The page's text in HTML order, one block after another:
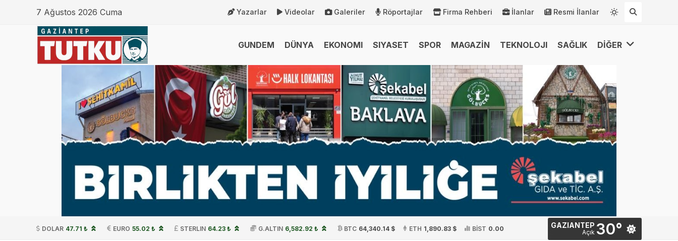
7 Ağustos 2026 Cuma Yazarlar Videolar Galeriler Röportajlar Firma Rehberi İlanlar Resmi İlanlar
GUNDEM DÜNYA EKONOMI SIYASET SPOR MAGAZİN TEKNOLOJI SAĞLIK DİĞER
DOLAR 47.71 ₺ EURO 55.02 ₺ STERLIN 64.23 ₺ G.ALTIN 6,582.92 ₺ BTC 64,340.14 $ ETH 1,890.83 $ BİST 0.00 GAZIANTEP
Açık 30°